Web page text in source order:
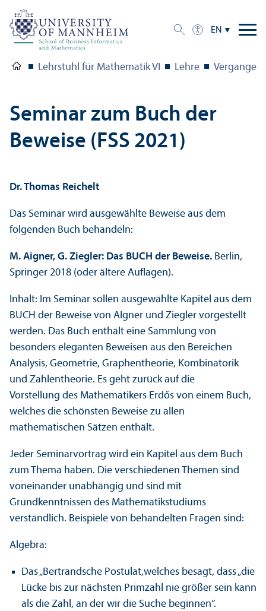
EN
Lehrstuhl für Mathematik VI Lehre
Seminar zum Buch der
Beweise (FSS 2021)
Dr. Thomas Reichelt
Das Seminar wird ausgewählte Beweise aus dem
folgenden Buch behandeln:
M. Aigner, G. Ziegler: Das BUCH der Beweise. Berlin,
Springer 2018 (oder ältere Auflagen).
Inhalt: Im Seminar sollen ausgewählte Kapitel aus dem
BUCH der Beweise von AIgner und Ziegler vorgestellt
werden. Das Buch enthält eine Sammlung von
besonders eleganten Beweisen aus den Bereichen
Analysis, Geometrie, Graphentheorie, Kombinatorik
und Zahlentheorie. Es geht zurück auf die
Vorstellung des Mathematikers Erdős von einem Buch,
welches die schönsten Beweise zu allen
mathematischen Sätzen enthält.
Jeder Seminarvortrag wird ein Kapitel aus dem Buch
zum Thema haben. Die verschiedenen Themen sind
voneinander unabhängig und sind mit
Grundkenntnissen des Mathematikstudiums
verständlich. Beispiele von behandelten Fragen sind:
Algebra:
Das „Bertrandsche Postulat,welches besagt, dass „die
Lücke bis zur nächsten Primzahl nie größer sein kann
als die Zahl, an der wir die Suche beginnen“.